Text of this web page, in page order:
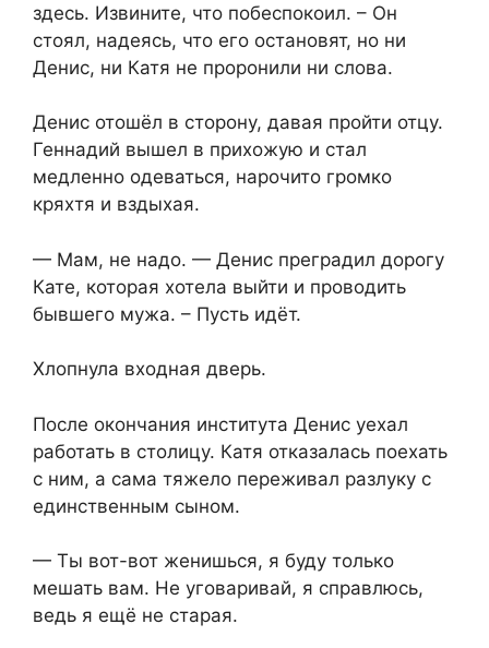
здесь. Извините, что побеспокоил. – Он
стоял, надеясь, что его остановят, но ни
Денис, ни Катя не проронили ни слова.
Денис отошёл в сторону, давая пройти отцу.
Геннадий вышел в прихожую и стал
медленно одеваться, нарочито громко
кряхтя и вздыхая.
— Мам, не надо. — Денис преградил дорогу
Кате, которая хотела выйти и проводить
бывшего мужа. – Пусть идёт.
Хлопнула входная дверь.
После окончания института Денис уехал
работать в столицу. Катя отказалась поехать
с ним, а сама тяжело переживал разлуку с
единственным сыном.
— Ты вот-вот женишься, я буду только
мешать вам. Не уговаривай, я справлюсь,
ведь я ещё не старая.